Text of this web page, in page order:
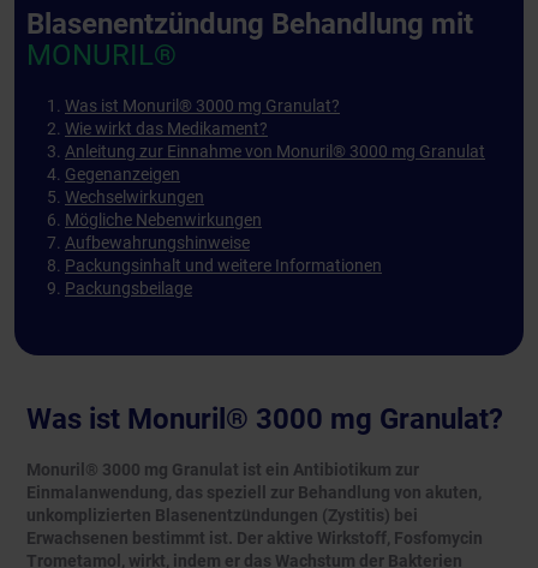
Was ist Monuril® 3000 mg Granulat?
Monuril® 3000 mg Granulat ist ein Antibiotikum zur
Einmalanwendung, das speziell zur Behandlung von akuten,
unkomplizierten Blasenentzündungen (Zystitis) bei
Erwachsenen bestimmt ist. Der aktive Wirkstoff, Fosfomycin
Trometamol, wirkt, indem er das Wachstum der Bakterien
Blasenentzündung Behandlung mit
MONURIL®
Was ist Monuril® 3000 mg Granulat?
Wie wirkt das Medikament?
Anleitung zur Einnahme von Monuril® 3000 mg Granulat
Gegenanzeigen
Wechselwirkungen
Mögliche Nebenwirkungen
Aufbewahrungshinweise
Packungsinhalt und weitere Informationen
Packungsbeilage